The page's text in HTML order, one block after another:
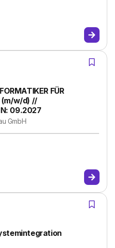
FÜR
(m/w/d) //
09.2027
GmbH